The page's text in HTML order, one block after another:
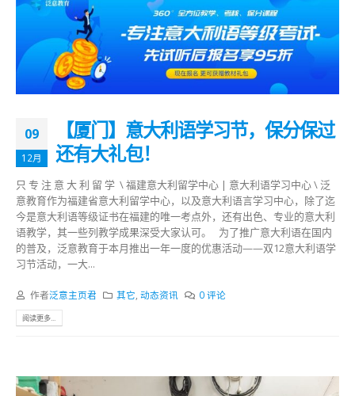
09
12月
【厦门】意大利语学习节，保分保过
还有大礼包！
只 专 注 意 大 利 留 学 \ 福建意大利留学中心 | 意大利语学习中心 \ 泛
意教育作为福建省意大利留学中心，以及意大利语言学习中心，除了迄
今是意大利语等级证书在福建的唯一考点外，还有出色、专业的意大利
语教学，其一些列教学成果深受大家认可。 为了推广意大利语在国内
的普及，泛意教育于本月推出一年一度的优惠活动——双12意大利语学
习节活动，一大...
作者泛意主页君 其它 ,动态资讯 0 评论
阅读更多...